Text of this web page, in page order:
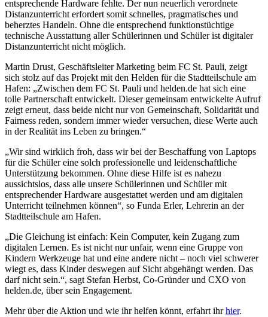
entsprechende Hardware fehlte. Der nun neuerlich verordnete
Distanzunterricht erfordert somit schnelles, pragmatisches und
beherztes Handeln. Ohne die entsprechend funktionstüchtige
technische Ausstattung aller Schülerinnen und Schüler ist digitaler
Distanzunterricht nicht möglich.
Martin Drust, Geschäftsleiter Marketing beim FC St. Pauli, zeigt
sich stolz auf das Projekt mit den Helden für die Stadtteilschule am
Hafen: „Zwischen dem FC St. Pauli und helden.de hat sich eine
tolle Partnerschaft entwickelt. Dieser gemeinsam entwickelte Aufruf
zeigt erneut, dass beide nicht nur von Gemeinschaft, Solidarität und
Fairness reden, sondern immer wieder versuchen, diese Werte auch
in der Realität ins Leben zu bringen.“
„Wir sind wirklich froh, dass wir bei der Beschaffung von Laptops
für die Schüler eine solch professionelle und leidenschaftliche
Unterstützung bekommen. Ohne diese Hilfe ist es nahezu
aussichtslos, dass alle unsere Schülerinnen und Schüler mit
entsprechender Hardware ausgestattet werden und am digitalen
Unterricht teilnehmen können“, so Funda Erler, Lehrerin an der
Stadtteilschule am Hafen.
„Die Gleichung ist einfach: Kein Computer, kein Zugang zum
digitalen Lernen. Es ist nicht nur unfair, wenn eine Gruppe von
Kindern Werkzeuge hat und eine andere nicht – noch viel schwerer
wiegt es, dass Kinder deswegen auf Sicht abgehängt werden. Das
darf nicht sein.“, sagt Stefan Herbst, Co-Gründer und CXO von
helden.de, über sein Engagement.
Mehr über die Aktion und wie ihr helfen könnt, erfahrt ihrhier.